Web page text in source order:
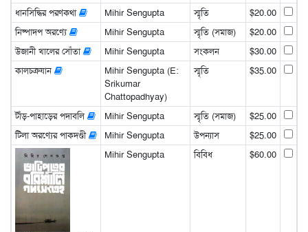
ধানসিদ্ধির পরণকথা
Mihir Sengupta স্মৃতি
$20.00
নিষ্পাদপ অরণ্যে
Mihir Sengupta স্মৃতি (সমাজ)
$20.00
উজানী খালের সোঁতা
Mihir Sengupta সংকলন
$30.00
কালচক্রযান
Mihir Sengupta (E:
Srikumar
Chattopadhyay)
স্মৃতি $35.00
টাঁড়-পাহাড়ের পদাবলি Mihir Sengupta স্মৃতি (সমাজ)
$25.00
টিলা অরণ্যের পাকদণ্ডী
Mihir Sengupta উপন্যাস $25.00
Mihir Sengupta বিবিধ $60.00